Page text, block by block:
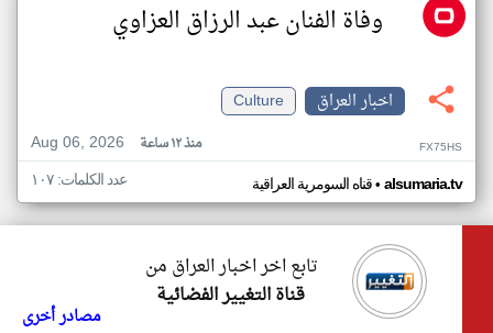
وفاة الفنان عبد الرزاق العزاوي
اخبار العراق
Culture
Aug 06, 2026
منذ ١٢ ساعة FX75HS
قناه السومرية العراقية• alsumaria.tv عدد الكلمات: ١٠٧
تابع اخر اخبار العراق من
قناة التغيير الفضائية
مصادر أخرى